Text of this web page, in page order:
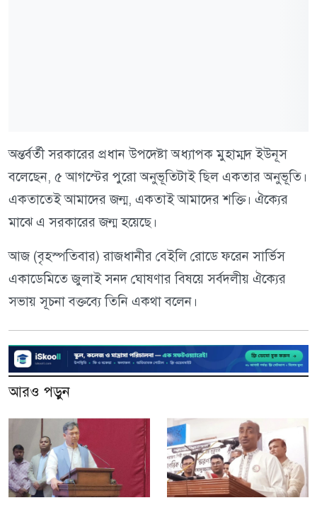
অন্তর্বর্তী সরকারের প্রধান উপদেষ্টা অধ্যাপক মুহাম্মদ ইউনূস
বলেছেন, ৫ আগস্টের পুরো অনুভূতিটাই ছিল একতার অনুভূতি।
একতাতেই আমাদের জন্ম, একতাই আমাদের শক্তি। ঐক্যের
মাঝে এ সরকারের জন্ম হয়েছে।
আজ (বৃহস্পতিবার) রাজধানীর বেইলি রোডে ফরেন সার্ভিস
একাডেমিতে জুলাই সনদ ঘোষণার বিষয়ে সর্বদলীয় ঐক্যের
সভায় সূচনা বক্তব্যে তিনি একথা বলেন।
আরও পড়ুন